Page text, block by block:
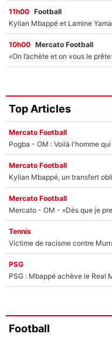
11h00 Football
10h00 Mercato Football
Top Articles
Mercato Football
Pogba - OM : Voilà l'homme
Mercato Football
Kylian Mbappé, un transfert
Mercato Football
Tennis
PSG
PSG : Mbappé achève le Real
Football